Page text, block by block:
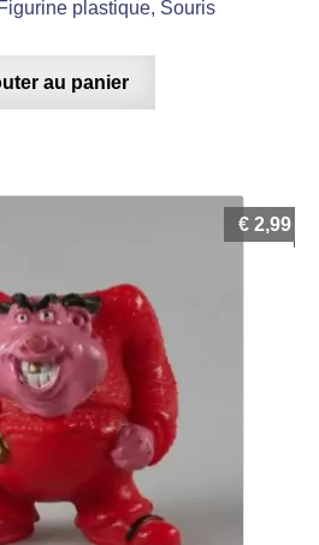
plastique, Souris
au panier
€ 2,99